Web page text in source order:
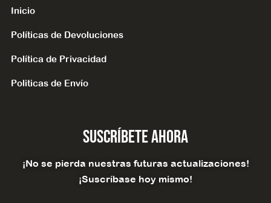
Inicio
Políticas de Devoluciones
Política de Privacidad
Politicas de Envío
Suscríbete Ahora
¡No se pierda nuestras futuras actualizaciones!
¡Suscríbase hoy mismo!